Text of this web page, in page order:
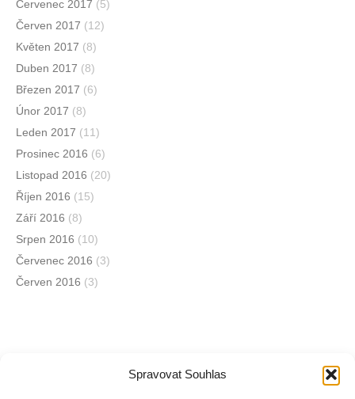
Spravovat Souhlas
Červenec 2017 (5)
Červen 2017 (12)
Květen 2017 (8)
Duben 2017 (8)
Březen 2017 (6)
Únor 2017 (8)
Leden 2017 (11)
Prosinec 2016 (6)
Listopad 2016 (20)
Říjen 2016 (15)
Září 2016 (8)
Srpen 2016 (10)
Červenec 2016 (3)
Červen 2016 (3)